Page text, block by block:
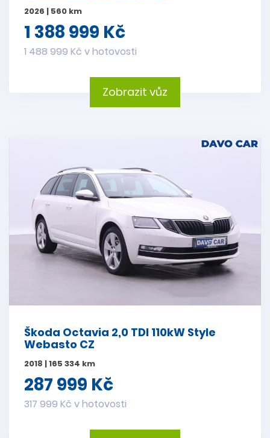
2026 | 560 km
1 388 999 Kč
1 488 999 Kč v hotovosti
Zobrazit vůz
Škoda Octavia 2,0 TDI 110kW Style
Webasto CZ
2018 | 165 334 km
287 999 Kč
317 999 Kč v hotovosti